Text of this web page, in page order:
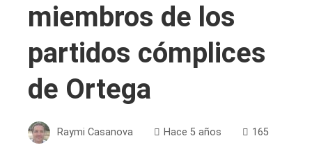
miembros de los
partidos cómplices
de Ortega
Raymi Casanova Hace 5 años 165